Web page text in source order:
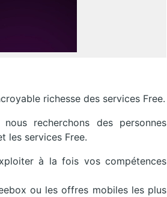
richesse des services Free.
recherchons des personnes
les services Free.
à la fois vos compétences
ou les offres mobiles les plus